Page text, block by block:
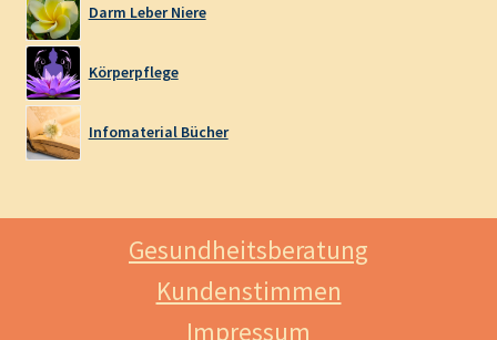
Darm Leber Niere
Körperpflege
Infomaterial Bücher
Gesundheitsberatung
Kundenstimmen
Impressum